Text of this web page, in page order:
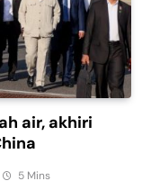
air, akhiri
5 Mins